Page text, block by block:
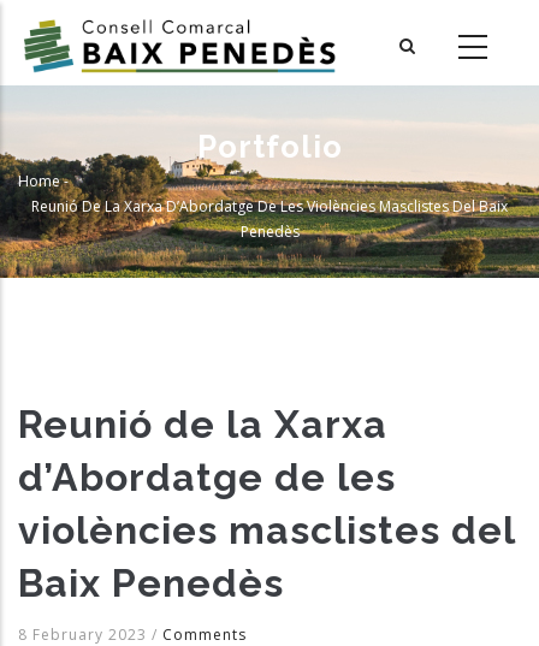
main
Portfolio
Breadcrumb
Home-
Reunió De La Xarxa D’Abordatge De Les Violències Masclistes Del Baix
Penedès
Reunió de la Xarxa
d’Abordatge de les
violències masclistes del
Baix Penedès
8 February 2023 / Comments